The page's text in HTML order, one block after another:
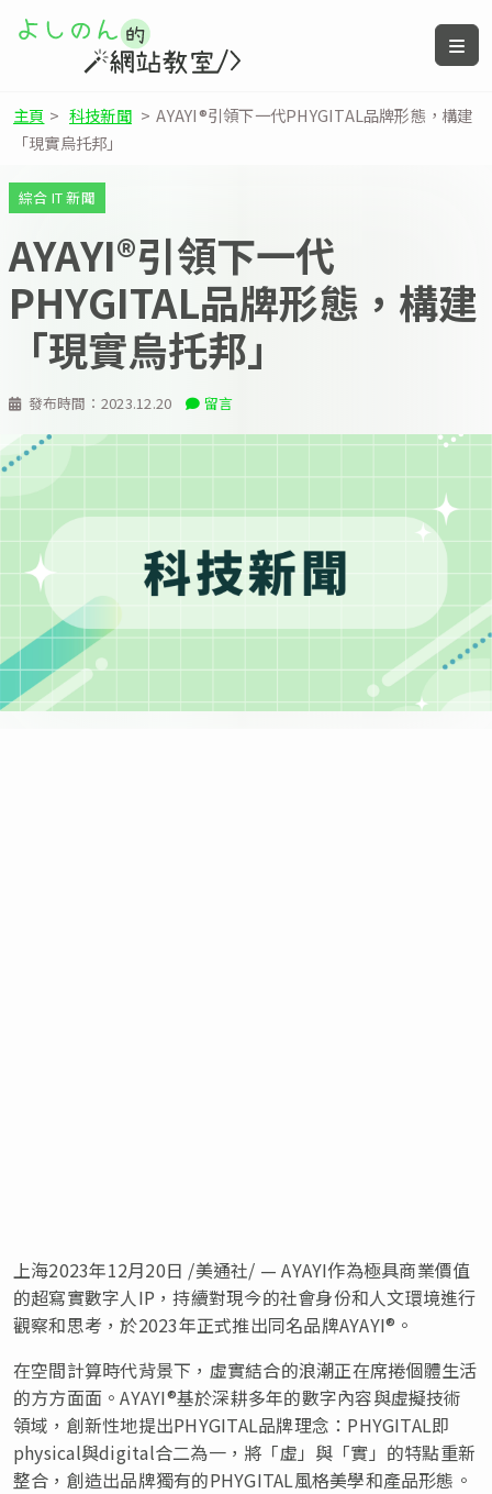
主頁 > 科技新聞 > AYAYI®引領下一代PHYGITAL品牌形態，構建
「現實烏托邦」
發布時間： 2023.12.20 留言
綜合 IT 新聞
AYAYI®引領下一代
PHYGITAL品牌形態，構建
「現實烏托邦」
上海2023年12月20日 /美通社/ — AYAYI作為極具商業價值
的超寫實數字人IP，持續對現今的社會身份和人文環境進行
觀察和思考，於2023年正式推出同名品牌AYAYI®。
在空間計算時代背景下，虛實結合的浪潮正在席捲個體生活
的方方面面。AYAYI®基於深耕多年的數字內容與虛擬技術
領域，創新性地提出PHYGITAL品牌理念：PHYGITAL即
physical與digital合二為一，將「虛」與「實」的特點重新
整合，創造出品牌獨有的PHYGITAL風格美學和產品形態。